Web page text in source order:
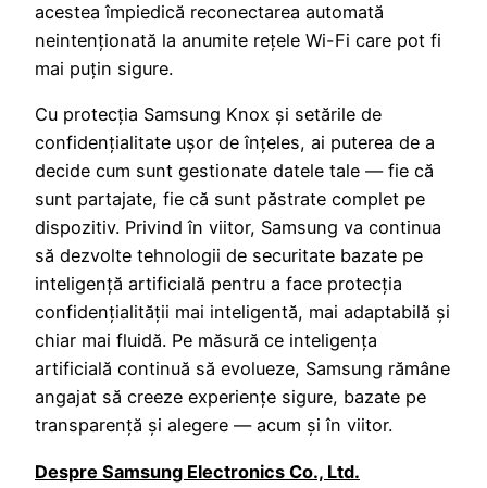
acestea împiedică reconectarea automată
neintenționată la anumite rețele Wi-Fi care pot fi
mai puțin sigure.
Cu protecția Samsung Knox și setările de
confidențialitate ușor de înțeles, ai puterea de a
decide cum sunt gestionate datele tale — fie că
sunt partajate, fie că sunt păstrate complet pe
dispozitiv. Privind în viitor, Samsung va continua
să dezvolte tehnologii de securitate bazate pe
inteligență artificială pentru a face protecția
confidențialității mai inteligentă, mai adaptabilă și
chiar mai fluidă. Pe măsură ce inteligența
artificială continuă să evolueze, Samsung rămâne
angajat să creeze experiențe sigure, bazate pe
transparență și alegere — acum și în viitor.
Despre Samsung Electronics Co., Ltd.